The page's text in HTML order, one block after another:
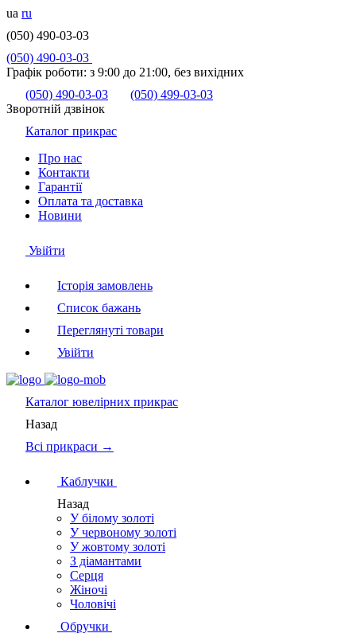
ua ru
(050) 490-03-03
(050) 490-03-03
Графік роботи: з 9:00 до 21:00, без вихідних
(050) 490-03-03
(050) 499-03-03
Зворотній дзвінок
Каталог прикрас
Про нас
Контакти
Гарантії
Оплата та доставка
Новини
Увійти
Історія замовлень
Список бажань
Переглянуті товари
Увійти
Каталог ювелірних прикрас
Назад
Всі прикраси →
Каблучки
Назад
У білому золоті
У червоному золоті
У жовтому золоті
З діамантами
Серця
Жіночі
Чоловічі
Обручки